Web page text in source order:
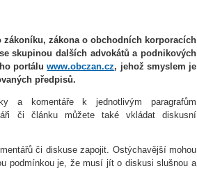
zákoníku, zákona o obchodních korporacích
skupinou dalších advokátů a podnikových
portáluwww.obczan.cz, jehož smyslem je
předpisů.
a komentáře k jednotlivým paragrafům
či článku můžete také vkládat diskusní
či diskuse zapojit. Ostýchavější mohou
podmínkou je, že musí jít o diskusi slušnou a